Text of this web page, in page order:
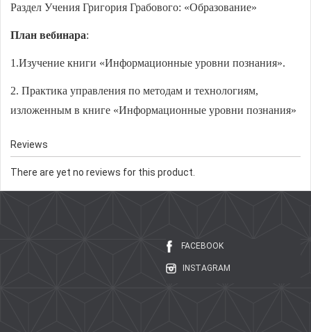
Раздел Учения Григория Грабового: «Образование»
План вебинара:
1.Изучение книги «Информационные уровни познания».
2. Практика управления по методам и технологиям,
изложенным в книге «Информационные уровни познания»
Reviews
There are yet no reviews for this product.
FACEBOOK
INSTAGRAM